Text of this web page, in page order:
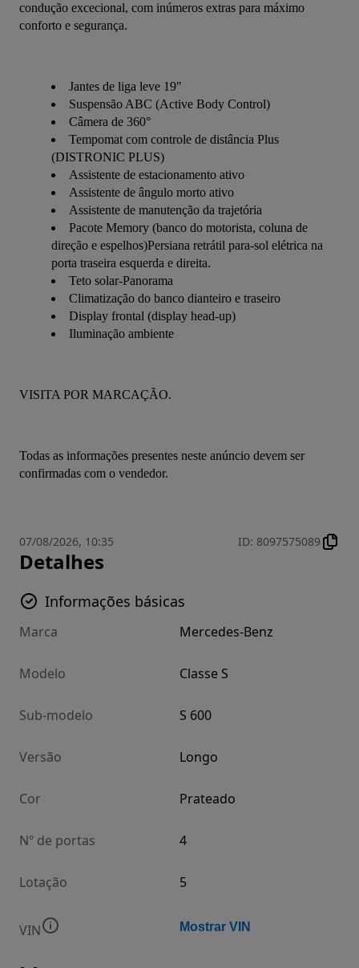
condução excecional, com inúmeros extras para máximo
conforto e segurança.
Jantes de liga leve 19"
Suspensão ABC (Active Body Control)
Câmera de 360°
Tempomat com controle de distância Plus
(DISTRONIC PLUS)
Assistente de estacionamento ativo
Assistente de ângulo morto ativo
Assistente de manutenção da trajetória
Pacote Memory (banco do motorista, coluna de
direção e espelhos)Persiana retrátil para-sol elétrica na
porta traseira esquerda e direita.
Teto solar-Panorama
Climatização do banco dianteiro e traseiro
Display frontal (display head-up)
Iluminação ambiente
VISITA POR MARCAÇÃO.
Todas as informações presentes neste anúncio devem ser
confirmadas com o vendedor.
07/08/2026, 10:35 ID: 8097575089
Detalhes
Informações básicas
Marca Mercedes-Benz
Modelo Classe S
Sub-modelo S 600
Versão Longo
Cor Prateado
Nº de portas 4
Lotação 5
VIN Mostrar VIN